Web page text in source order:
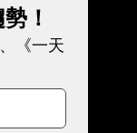
！
《一天